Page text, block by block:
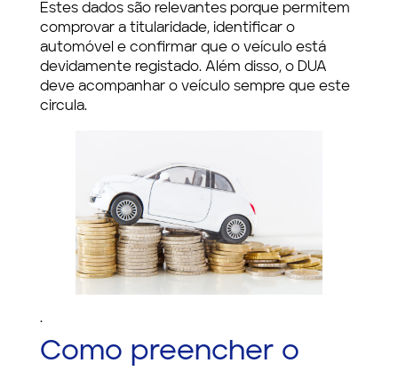
Estes dados são relevantes porque permitem
comprovar a titularidade, identificar o
automóvel e confirmar que o veículo está
devidamente registado. Além disso, o DUA
deve acompanhar o veículo sempre que este
circula.
.
Como preencher o